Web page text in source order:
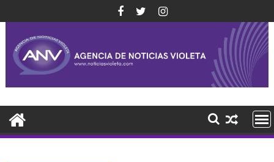
al
contenido